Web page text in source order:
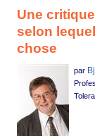
Une
selon
chose
par